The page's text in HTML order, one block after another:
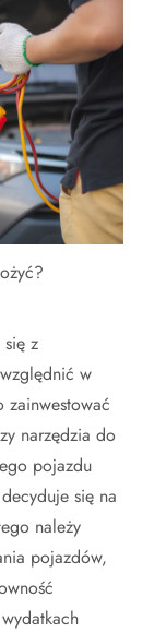
z
w
zainwestować
narzędzia do
pojazdu
się na
należy
pojazdów,